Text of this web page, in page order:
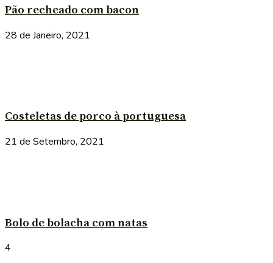
Pão recheado com bacon
28 de Janeiro, 2021
Costeletas de porco à portuguesa
21 de Setembro, 2021
Bolo de bolacha com natas
4